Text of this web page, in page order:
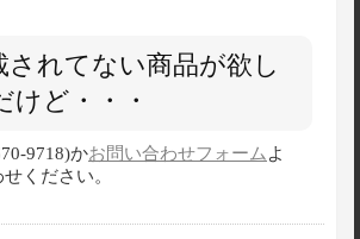
されてない商品が欲し
けど・・・
9718)かお問い合わせフォーム よ
ください。